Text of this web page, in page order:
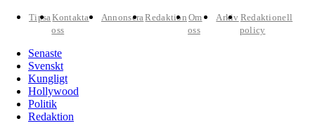
TipsaKontakta
oss
AnnonseraRedaktion Om
oss
Arkiv Redaktionell
policy
Senaste
Svenskt
Kungligt
Hollywood
Politik
Redaktion